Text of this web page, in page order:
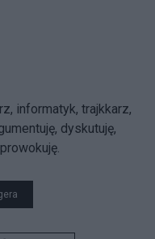
informatyk, trajkkarz,
dyskutuję,